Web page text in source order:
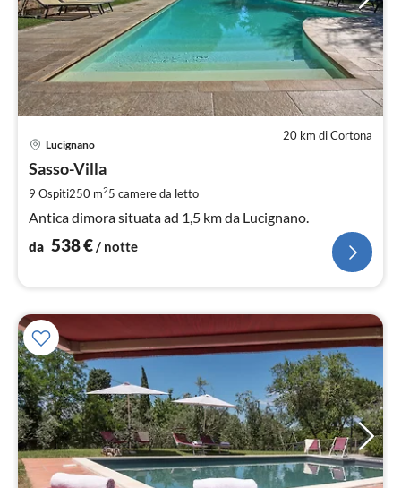
20 km di Cortona
Lucignano
Sasso-Villa
9 Ospiti250 m25 camere da letto
Antica dimora situata ad 1,5 km da Lucignano.
da 538€/ notte